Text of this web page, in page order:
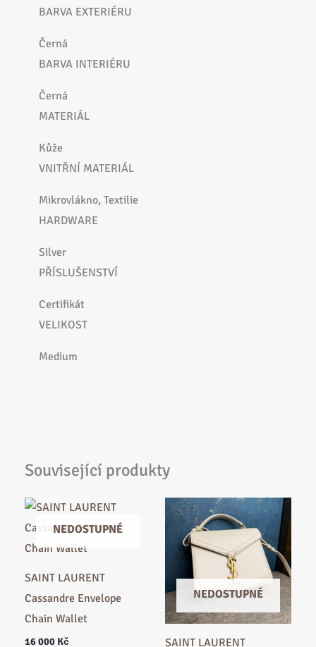
BARVA EXTERIÉRU
Černá
BARVA INTERIÉRU
Černá
MATERIÁL
Kůže
VNITŘNÍ MATERIÁL
Mikrovlákno, Textilie
HARDWARE
Silver
PŘÍSLUŠENSTVÍ
Certifikát
VELIKOST
Medium
Související produkty
NEDOSTUPNÉ
SAINT LAURENT
Cassandre Envelope
Chain Wallet
16 000 Kč
NEDOSTUPNÉ
SAINT LAURENT